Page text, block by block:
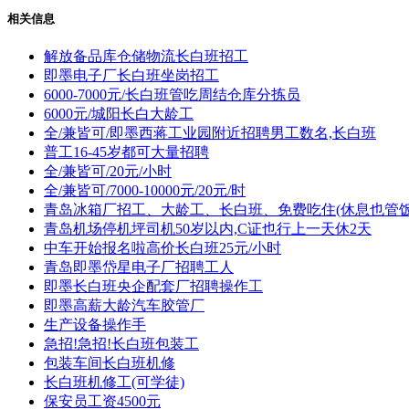
相关信息
解放备品库仓储物流长白班招工
即墨电子厂长白班坐岗招工
6000-7000元/长白班管吃周结仓库分拣员
6000元/城阳长白大龄工
全/兼皆可/即墨西蒋工业园附近招聘男工数名,长白班
普工16-45岁都可大量招聘
全/兼皆可/20元/小时
全/兼皆可/7000-10000元/20元/时
青岛冰箱厂招工、大龄工、长白班、免费吃住(休息也管
青岛机场停机坪司机50岁以内,C证也行上一天休2天
中车开始报名啦高价长白班25元/小时
青岛即墨岱星电子厂招聘工人
即墨长白班央企配套厂招聘操作工
即墨高薪大龄汽车胶管厂
生产设备操作手
急招!急招!长白班包装工
包装车间长白班机修
长白班机修工(可学徒)
保安员工资4500元